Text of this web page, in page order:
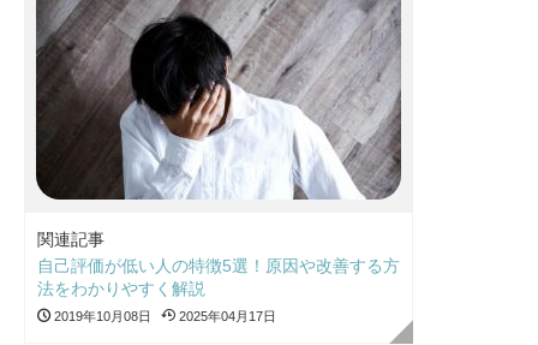
関連記事
自己評価が低い人の特徴5選！原因や改善する方
法をわかりやすく解説
2019年10月08日 2025年04月17日